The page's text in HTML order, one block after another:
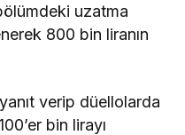
uzatma
800 bin liranın
verip düellolarda
bin lirayı